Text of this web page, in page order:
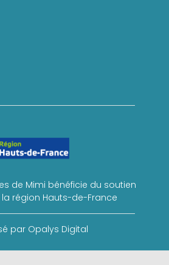
de Mimi bénéficie du soutien
région Hauts-de-France
par Opalys Digital